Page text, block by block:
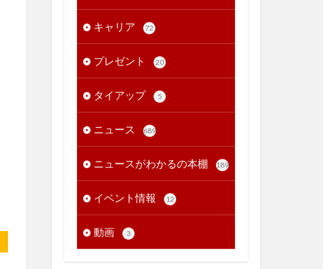
キャリア 72
プレゼント 20
タイアップ 5
ニュース 689
ニュースがわかるの本棚 189
イベント情報 12
動画 3